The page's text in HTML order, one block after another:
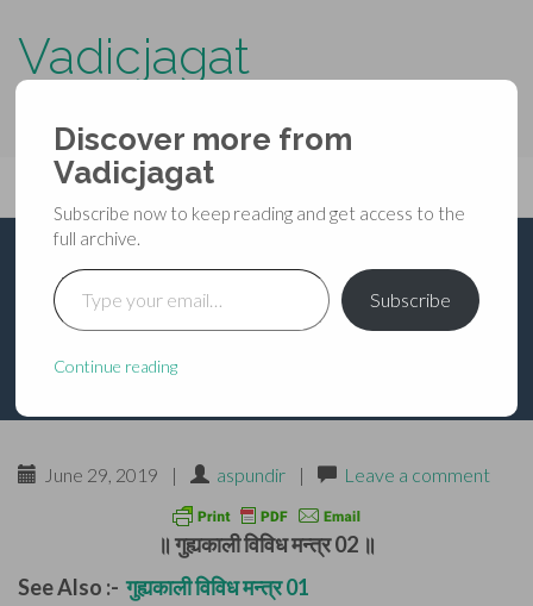
Vadicjagat
Primary
Menu
content
Vadicjagat
गुह्यकाली विविध मन्त्र 02
June 29, 2019 | aspundir | Leave a comment
॥ गुह्यकाली विविध मन्त्र 02 ॥
See Also :-गुह्यकाली विविध मन्त्र 01
Discover more from
Vadicjagat
Subscribe now to keep reading and get access to the
full archive.
Type your email…
Subscribe
Continue reading